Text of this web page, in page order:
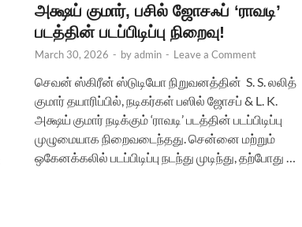
அக்ஷய் குமார், பசில் ஜோசஃப் ‘ராவடி’
படத்தின் படப்பிடிப்பு நிறைவு!
March 30, 2026 - byadmin - Leave a Comment
செவன் ஸ்கிரீன் ஸ்டுடியோ நிறுவனத்தின் S. S. லலித்
குமார் தயாரிப்பில், நடிகர்கள் பஸில் ஜோசப் & L. K.
அக்ஷய் குமார் நடிக்கும் ‘ராவடி’ படத்தின் படப்பிடிப்பு
முழுமையாக நிறைவடைந்தது. சென்னை மற்றும்
ஒகேனக்கலில் படப்பிடிப்பு நடந்து முடிந்து, தற்போது …